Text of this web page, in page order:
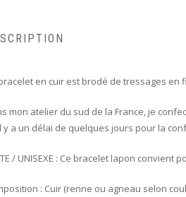
en cuir est brodé de tressages en
mon atelier du sud de la France, je
y a un délai de quelques jours pour la
/ UNISEXE : Ce bracelet lapon convient
: Cuir (renne ou agneau selon